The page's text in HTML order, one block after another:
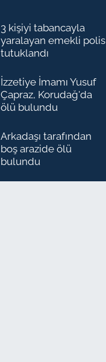
3 kişiyi tabancayla
yaralayan emekli polis
tutuklandı
İzzetiye İmamı Yusuf
Çapraz, Korudağ'da
ölü bulundu
Arkadaşı tarafından
boş arazide ölü
bulundu